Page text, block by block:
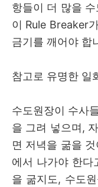
항들이 더 많을
이 Rule Breaker
금기를 깨어야 합
참고로 유명한 일
수도원장이 수사
을 그려 넣으며 ,
면 저녁을 굶을 것
에서 나가야 한다
을 굶지도 , 수도